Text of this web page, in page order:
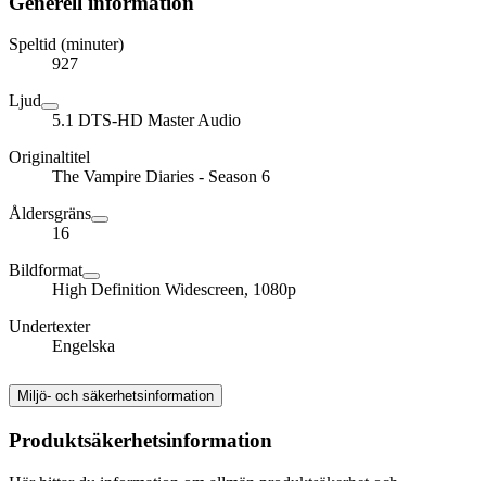
Speltid (minuter)
927
Ljud
5.1 DTS-HD Master Audio
Originaltitel
The Vampire Diaries - Season 6
Åldersgräns
16
Bildformat
High Definition Widescreen, 1080p
Undertexter
Engelska
Miljö- och säkerhetsinformation
Produktsäkerhetsinformation